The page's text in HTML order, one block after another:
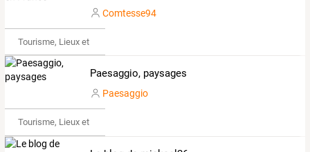
Comtesse94
Tourisme, Lieux et Événements
Paesaggio, paysages
Paesaggio
Tourisme, Lieux et Événements